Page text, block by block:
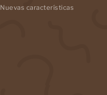
Nuevas características